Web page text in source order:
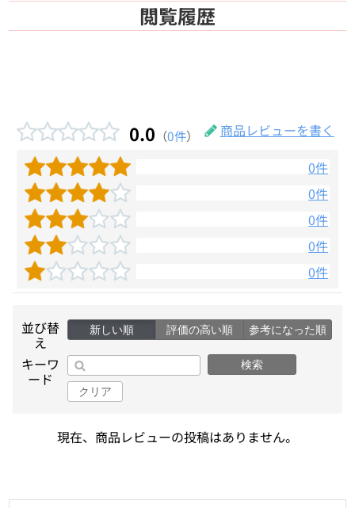
閲覧履歴
0.0 （0件）
商品レビューを書く
0件
0件
0件
0件
0件
並び替
え
新しい順 評価の高い順 参考になった順
キーワ
ード
検索
クリア
現在、商品レビューの投稿はありません。